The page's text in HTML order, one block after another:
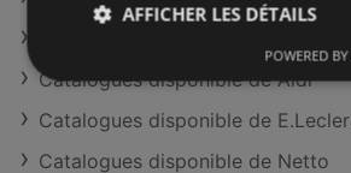
Catalogues disponible de Aldi
Catalogues disponible de
Catalogues disponible de Netto
AFFICHER LES DÉTAILS
POWERED